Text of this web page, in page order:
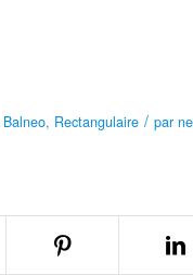
Balneo, Rectangulaire / par